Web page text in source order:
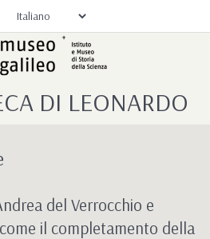
DI LEONARDO
del Verrocchio e
il completamento della